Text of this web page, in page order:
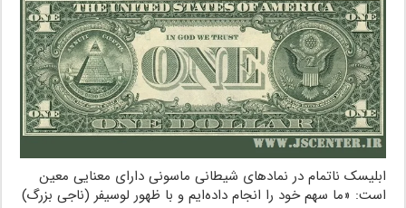
ابلیسک ناتمام در نمادهای شیطانی ماسونی دارای معنایی معین
است: «ما سهم خود را انجام داده‌ایم و با ظهور لوسیفر (ناجی بزرگ)